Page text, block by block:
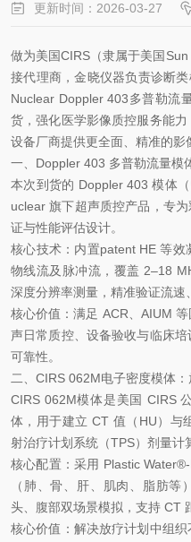
更新时间：2026-03-27
做为美国CIRS（隶属于美国
接代理商，金晓仪器负责诊断
Nuclear Doppler 403多普勒流
货，强化医学影像质控服务能力
设备厂商提供更全面、精准的影
一、Doppler 403 多普勒流量模
本次到货的 Doppler 403 模体
uclear 旗下超声质控产品，专
证与性能评估设计。
核心技术：内置patent HE 等
物线流及脉冲流，覆盖 2–18
深度分辨率测量，精准验证流速
核心价值：满足 ACR、AIUM
声日常质控、设备验收与临床
可靠性。
二、CIRS 062M电子密度模体
CIRS 062M模体是美国 CIRS
体，用于建立 CT 值（HU）与
射治疗计划系统（TPS）剂量计
核心配置：采用 Plastic
（肺、骨、肝、肌肉、脂肪
头、腹部双场景模拟，支持 CT
核心价值：解决放疗计划中组